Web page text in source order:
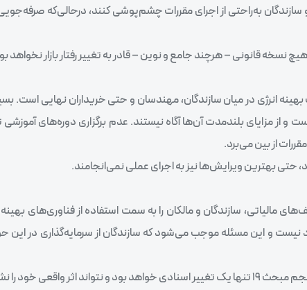
و سازندگان به‌راحتی از اجرای مقررات چشم‌پوشی کنند، درحالی‌که
نسخه قانونی – هرچند جامع و نوین – قادر به تغییر رفتار بازار نخواهد
۱۹ شده، نبود فرهنگ مصرف بهینه انرژی در میان سازندگان، مهندسان و حتی خریداران نهایی است.
و از مزایای بلندمدت آن‌ها آگاه نیستند. عدم برگزاری دوره‌های
از بین می‌برد.
حتی بهترین ویرایش‌ها نیز به اجرای عملی نمی‌انجامند.
مالیاتی، سازندگان و مالکان را به سمت استفاده از فناوری‌های
نیست و این مسئله موجب می‌شود که سازندگان از سرمایه‌گذاری در این
خود را نشان دهد.